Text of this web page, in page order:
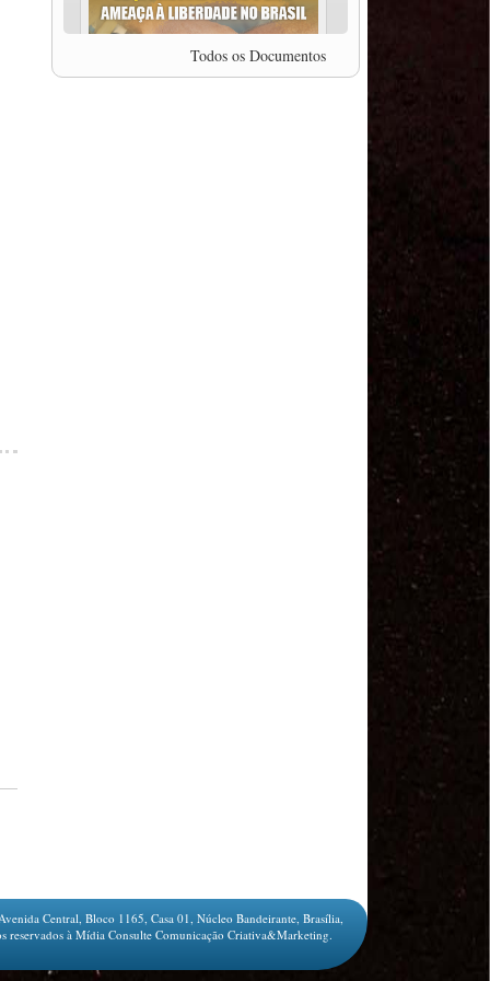
professor da Unisinos e Doutor em Ciências da
Comunicação da USP, Rafael Grohmann, que
coordena uma pesquisa internacional que visa
pressionar as plataformas digitais por melhores
Carlos Tinizhañay - ERCO - Equador
Daniel Pallares - CNTP - Panamá
Boris Guerrero - CONUTT - Chile
Todos os Documentos
Central, Bloco 1165, Casa 01, Núcleo Bandeirante, Brasília,
reservados à Mídia Consulte Comunicação Criativa&Marketing.